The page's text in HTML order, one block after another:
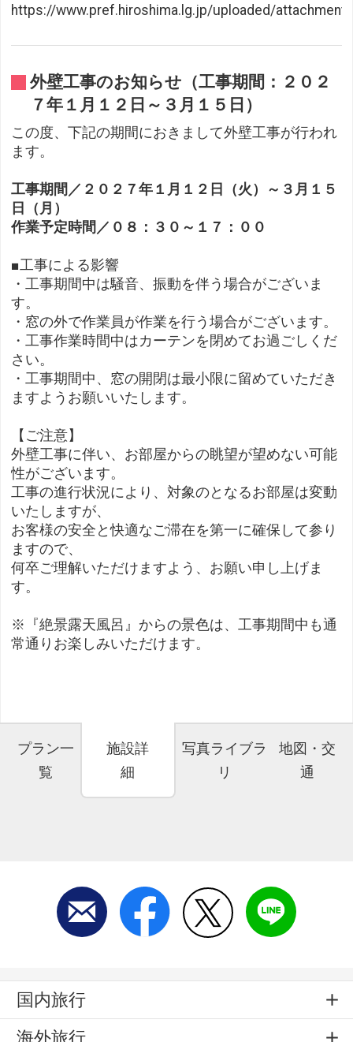
https://www.pref.hiroshima.lg.jp/uploaded/
外壁工事のお知らせ（工事期間：２０２
７年１月１２日～３月１５日）
この度、下記の期間におきまして外壁工事が行われ
ます。
工事期間／２０２７年１月１２日（火）～３月１５
日（月）
作業予定時間／０８：３０～１７：００
■工事による影響
・工事期間中は騒音、振動を伴う場合がございま
す。
・窓の外で作業員が作業を行う場合がございます。
・工事作業時間中はカーテンを閉めてお過ごしくだ
さい。
・工事期間中、窓の開閉は最小限に留めていただき
ますようお願いいたします。
【ご注意】
外壁工事に伴い、お部屋からの眺望が望めない可能
性がございます。
工事の進行状況により、対象のとなるお部屋は変動
いたしますが、
お客様の安全と快適なご滞在を第一に確保して参り
ますので、
何卒ご理解いただけますよう、お願い申し上げま
す。
※『絶景露天風呂』からの景色は、工事期間中も通
常通りお楽しみいただけます。
プラン一
覧
施設詳
細
写真ライブラ
リ
地図・交
通
国内旅行
海外旅行